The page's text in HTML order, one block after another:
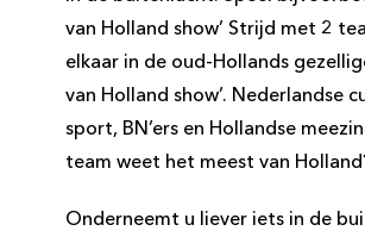
van Holland show’ Strijd met 2
elkaar in de oud-Hollands
van Holland show’. Nederlandse
sport, BN’ers en Hollandse
team weet het meest van
​Onderneemt u liever iets in de